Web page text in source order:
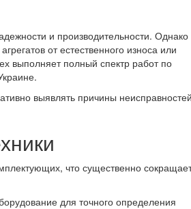
и производительности. Однако
от естественного износа или
выполняет полный спектр работ по
выявлять причины
что существенно
для точного определения